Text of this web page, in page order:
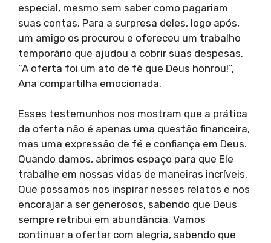
especial, mesmo sem saber como pagariam
suas contas. Para a surpresa deles, logo após,
um amigo os procurou e ofereceu um trabalho
temporário que ajudou a cobrir suas despesas.
“A oferta foi um ato de fé que Deus honrou!”,
Ana compartilha emocionada.
Esses testemunhos nos mostram que a prática
da oferta não é apenas uma questão financeira,
mas uma expressão de fé e confiança em Deus.
Quando damos, abrimos espaço para que Ele
trabalhe em nossas vidas de maneiras incríveis.
Que possamos nos inspirar nesses relatos e nos
encorajar a ser generosos, sabendo que Deus
sempre retribui em abundância. Vamos
continuar a ofertar com alegria, sabendo que